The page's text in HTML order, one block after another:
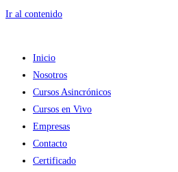
Ir al contenido
Inicio
Nosotros
Cursos Asincrónicos
Cursos en Vivo
Empresas
Contacto
Certificado